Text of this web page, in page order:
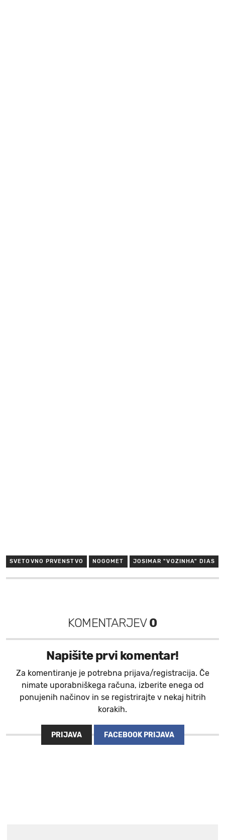
SVETOVNO PRVENSTVO NOGOMET JOSIMAR "VOZINHA" DIAS
KOMENTARJEV0
Napišite prvi komentar!
Za komentiranje je potrebna prijava/registracija. Če
nimate uporabniškega računa, izberite enega od
ponujenih načinov in se registrirajte v nekaj hitrih
korakih.
PRIJAVA FACEBOOK PRIJAVA